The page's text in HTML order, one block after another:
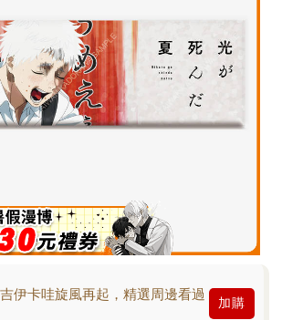
伊卡哇旋風再起，精選周邊看過
加購